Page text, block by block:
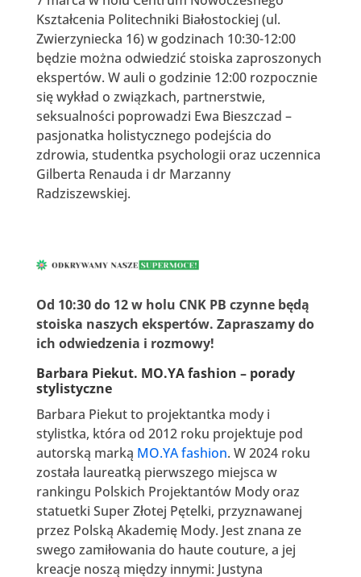
Kształcenia Politechniki Białostockiej (ul.
Zwierzyniecka 16) w godzinach 10:30-12:00
będzie można odwiedzić stoiska zaproszonych
ekspertów. W auli o godzinie 12:00 rozpocznie
się wykład o związkach, partnerstwie,
seksualności poprowadzi Ewa Bieszczad –
pasjonatka holistycznego podejścia do
zdrowia, studentka psychologii oraz uczennica
Gilberta Renauda i dr Marzanny
Radziszewskiej.
Od 10:30 do 12 w holu CNK PB czynne będą
stoiska naszych ekspertów. Zapraszamy do
ich odwiedzenia i rozmowy!
Barbara Piekut. MO.YA fashion – porady
stylistyczne
Barbara Piekut to projektantka mody i
stylistka, która od 2012 roku projektuje pod
autorską marką MO.YA fashion. W 2024 roku
została laureatką pierwszego miejsca w
rankingu Polskich Projektantów Mody oraz
statuetki Super Złotej Pętelki, przyznawanej
przez Polską Akademię Mody. Jest znana ze
swego zamiłowania do haute couture, a jej
kreacje noszą między innymi: Justyna